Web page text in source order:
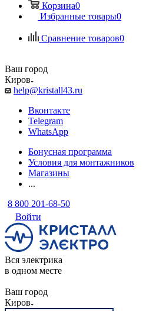
Корзина0
Избранные товары0
Сравнение товаров0
Ваш город
Киров
help@kristall43.ru
Вконтакте
Telegram
WhatsApp
Бонусная программа
Условия для монтажников
Магазины
...
8 800 201-68-50
Войти
Вся электрика
в одном месте
Ваш город
Киров